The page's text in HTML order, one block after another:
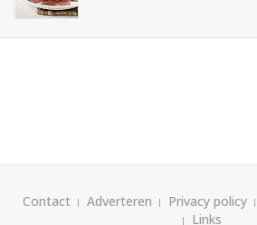
Contact Adverteren Privacy policy
Links